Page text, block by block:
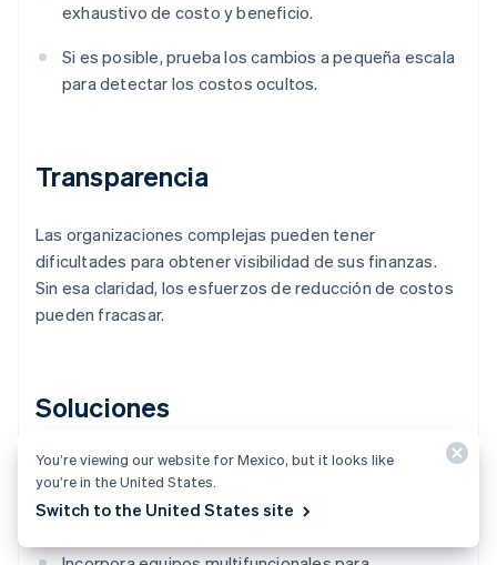
exhaustivo de costo y beneficio.
Si es posible, prueba los cambios a pequeña escala
para detectar los costos ocultos.
Transparencia
Las organizaciones complejas pueden tener
dificultades para obtener visibilidad de sus finanzas.
Sin esa claridad, los esfuerzos de reducción de costos
pueden fracasar.
Soluciones
Utiliza herramientas de análisis e inteligencia
empresarial para obtener una comprensión
profunda de los factores que impulsan los costos.
You’re viewing our website for Mexico, but it looks like
you’re in the United States.
Switch to the United States site